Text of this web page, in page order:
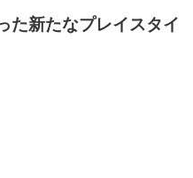
た新たなプレイスタイ